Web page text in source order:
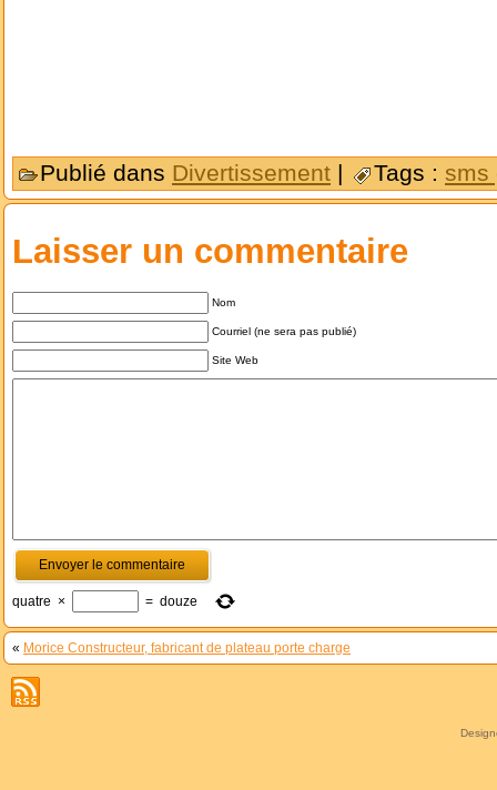
Publié dans Divertissement | Tags : sms
Laisser un commentaire
Nom
Courriel (ne sera pas publié)
Site Web
quatre × = douze
« Morice Constructeur, fabricant de plateau porte charge